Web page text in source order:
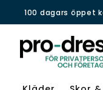
100 dagars öppet